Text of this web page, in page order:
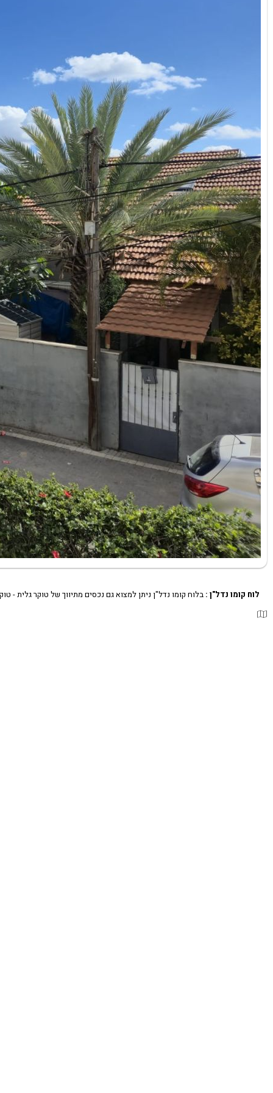
לוח קומו נדל"ן : בלוח קומו נדל"ן ניתן למצוא גם נכסים מתיווך של טוקר גלית -